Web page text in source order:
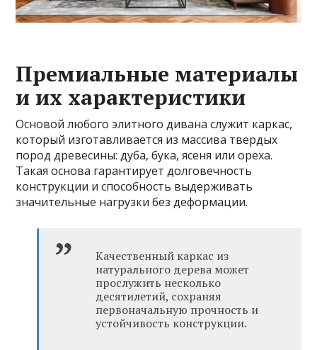
Премиальные материалы
и их характеристики
Основой любого элитного дивана служит каркас,
который изготавливается из массива твердых
пород древесины: дуба, бука, ясеня или ореха.
Такая основа гарантирует долговечность
конструкции и способность выдерживать
значительные нагрузки без деформации.
Качественный каркас из
натурального дерева может
прослужить несколько
десятилетий, сохраняя
первоначальную прочность и
устойчивость конструкции.